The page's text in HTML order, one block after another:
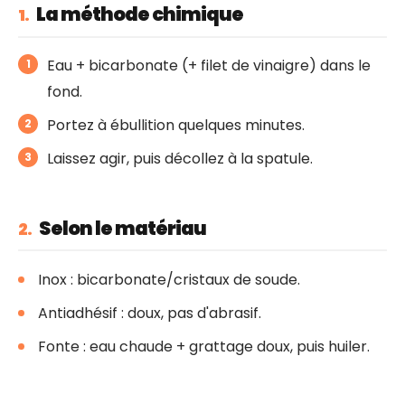
1. La méthode chimique
Eau + bicarbonate (+ filet de vinaigre) dans le
fond.
Portez à ébullition quelques minutes.
Laissez agir, puis décollez à la spatule.
2. Selon le matériau
Inox : bicarbonate/cristaux de soude.
Antiadhésif : doux, pas d'abrasif.
Fonte : eau chaude + grattage doux, puis huiler.